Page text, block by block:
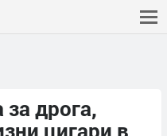
дрога,
цигари в